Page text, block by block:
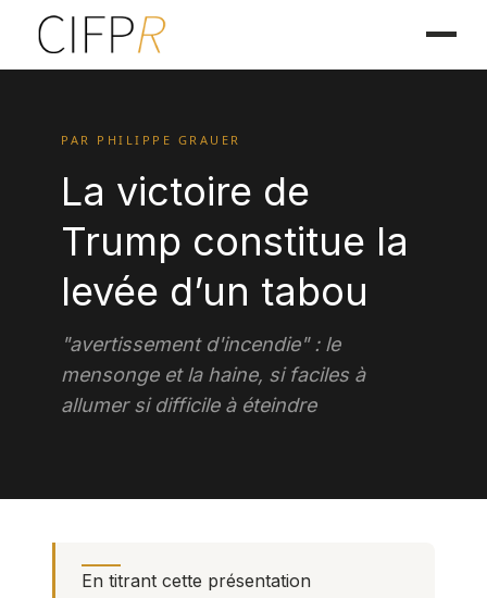
PAR PHILIPPE GRAUER
La victoire de
Trump constitue la
levée d’un tabou
"avertissement d'incendie" : le
mensonge et la haine, si faciles à
allumer si difficile à éteindre
En titrant cette présentation